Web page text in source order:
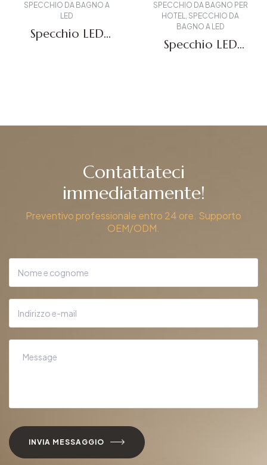
PER
SPECCHIO DA BAGNO A
Specchietti LED
SPECCHIO DA
HOTEL ,
BAGNO A
Contattateci
immediatamente!
Preventivo professionale entro 24 ore. Supporto
OEM/ODM.
INVIA MESSAGGIO